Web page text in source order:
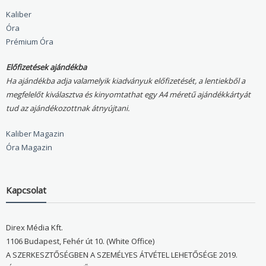
Kaliber
Óra
Prémium Óra
Előfizetések ajándékba
Ha ajándékba adja valamelyik kiadványuk előfizetését, a lentiekből a
megfelelőt kiválasztva és kinyomtathat egy A4 méretű ajándékkártyát
tud az ajándékozottnak átnyújtani.
Kaliber Magazin
Óra Magazin
Kapcsolat
Direx Média Kft.
1106 Budapest, Fehér út 10. (White Office)
A SZERKESZTŐSÉGBEN A SZEMÉLYES ÁTVÉTEL LEHETŐSÉGE 2019.